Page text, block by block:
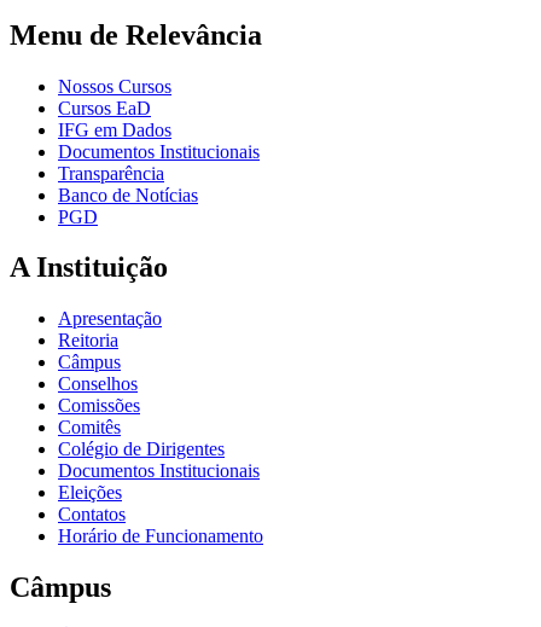
Menu de Relevância
Nossos Cursos
Cursos EaD
IFG em Dados
Documentos Institucionais
Transparência
Banco de Notícias
PGD
A Instituição
Apresentação
Reitoria
Câmpus
Conselhos
Comissões
Comitês
Colégio de Dirigentes
Documentos Institucionais
Eleições
Contatos
Horário de Funcionamento
Câmpus